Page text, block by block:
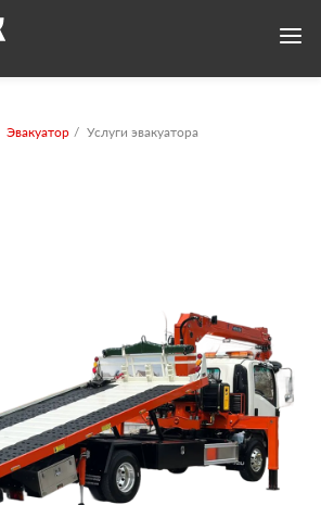
Эвакуатор Услуги эвакуатора